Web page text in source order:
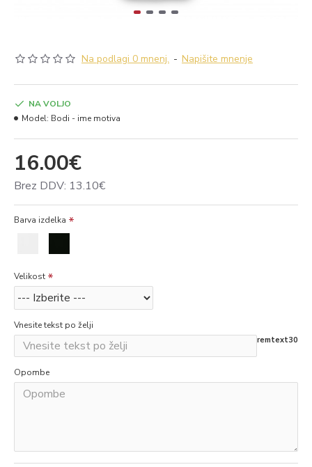
Na podlagi 0 mnenj. - Napišite mnenje
16.00€
Brez DDV: 13.10€
NA VOLJO
Model: Bodi - ime motiva
Barva izdelka
Velikost
Vnesite tekst po želji
remtext30
Opombe